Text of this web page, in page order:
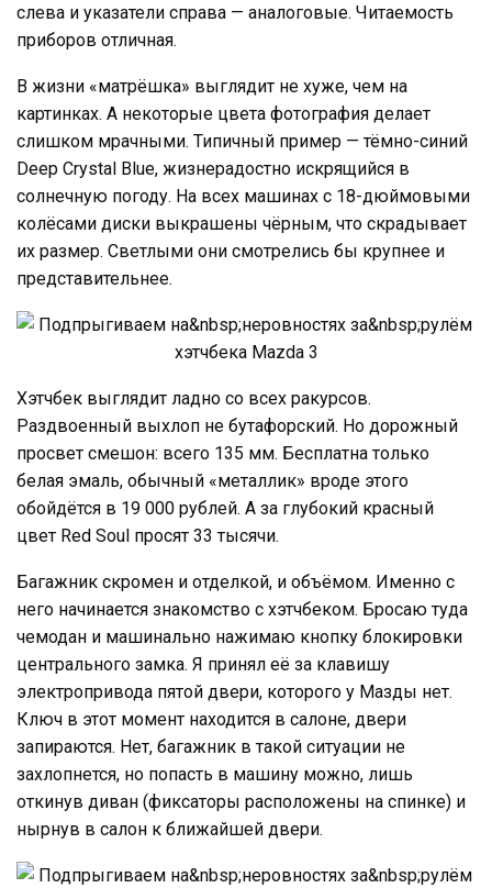
слева и указатели справа — аналоговые. Читаемость
приборов отличная.
В жизни «матрёшка» выглядит не хуже, чем на
картинках. А некоторые цвета фотография делает
слишком мрачными. Типичный пример — тёмно-синий
Deep Crystal Blue, жизнерадостно искрящийся в
солнечную погоду. На всех машинах с 18-дюймовыми
колёсами диски выкрашены чёрным, что скрадывает
их размер. Светлыми они смотрелись бы крупнее и
представительнее.
Хэтчбек выглядит ладно со всех ракурсов.
Раздвоенный выхлоп не бутафорский. Но дорожный
просвет смешон: всего 135 мм. Бесплатна только
белая эмаль, обычный «металлик» вроде этого
обойдётся в 19 000 рублей. А за глубокий красный
цвет Red Soul просят 33 тысячи.
Багажник скромен и отделкой, и объёмом. Именно с
него начинается знакомство с хэтчбеком. Бросаю туда
чемодан и машинально нажимаю кнопку блокировки
центрального замка. Я принял её за клавишу
электропривода пятой двери, которого у Мазды нет.
Ключ в этот момент находится в салоне, двери
запираются. Нет, багажник в такой ситуации не
захлопнется, но попасть в машину можно, лишь
откинув диван (фиксаторы расположены на спинке) и
нырнув в салон к ближайшей двери.